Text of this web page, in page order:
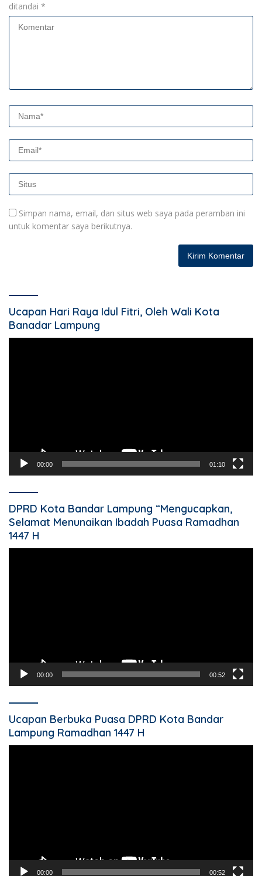
ditandai *
Simpan nama, email, dan situs web saya pada peramban ini
untuk komentar saya berikutnya.
Ucapan Hari Raya Idul Fitri, Oleh Wali Kota
Banadar Lampung
00:00 01:10
DPRD Kota Bandar Lampung “Mengucapkan,
Selamat Menunaikan Ibadah Puasa Ramadhan
1447 H
00:00 00:52
Ucapan Berbuka Puasa DPRD Kota Bandar
Lampung Ramadhan 1447 H
00:00 00:52